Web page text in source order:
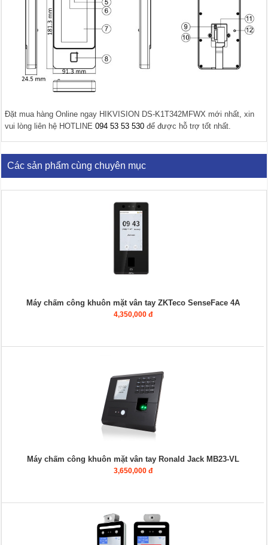
Đặt mua hàng Online ngay HIKVISION DS-K1T342MFWX mới nhất, xin
vui lòng liên hệ HOTLINE094 53 53 530 để được hỗ trợ tốt nhất.
Các sản phẩm cùng chuyên mục
Máy chấm công khuôn mặt vân tay ZKTeco SenseFace 4A
4,350,000 đ
Máy chấm công khuôn mặt vân tay Ronald Jack MB23-VL
3,650,000 đ